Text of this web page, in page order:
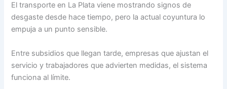
El transporte en La Plata viene mostrando signos de
desgaste desde hace tiempo, pero la actual coyuntura lo
empuja a un punto sensible.
Entre subsidios que llegan tarde, empresas que ajustan el
servicio y trabajadores que advierten medidas, el sistema
funciona al límite.